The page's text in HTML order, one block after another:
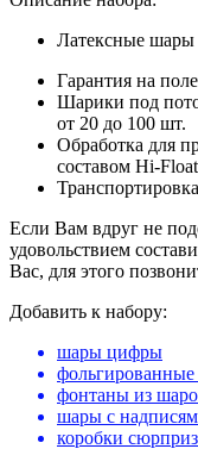
Латексные шары
Гарантия на
Шарики под
от 20 до 100 шт.
Обработка для
составом Hi-
Если Вам вдруг не
удовольствием
Вас, для этого
Добавить к набору:
шары цифры
фонтаны из
шары с
коробки